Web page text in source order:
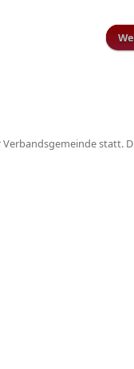
statt.